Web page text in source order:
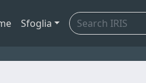
Sfoglia